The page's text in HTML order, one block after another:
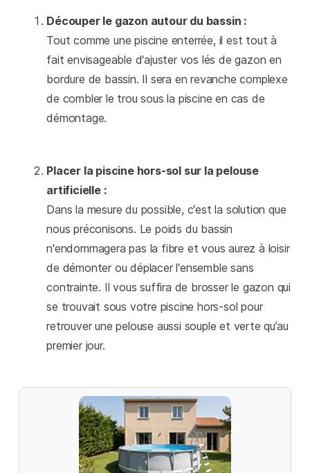
Découper le gazon autour du bassin :
Tout comme une piscine enterrée, il est tout à
fait envisageable d'ajuster vos lés de gazon en
bordure de bassin. Il sera en revanche complexe
de combler le trou sous la piscine en cas de
démontage.
Placer la piscine hors-sol sur la pelouse
artificielle :
Dans la mesure du possible, c'est la solution que
nous préconisons. Le poids du bassin
n'endommagera pas la fibre et vous aurez à loisir
de démonter ou déplacer l'ensemble sans
contrainte. Il vous suffira de brosser le gazon qui
se trouvait sous votre piscine hors-sol pour
retrouver une pelouse aussi souple et verte qu’au
premier jour.